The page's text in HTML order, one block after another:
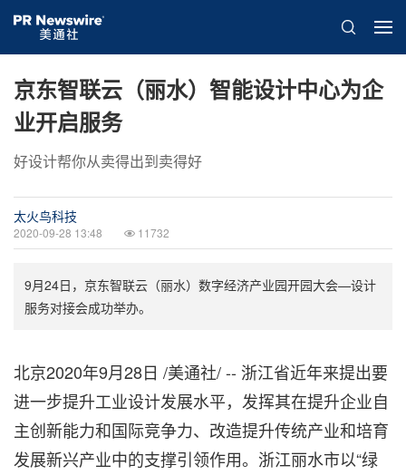
京东智联云（丽水）智能设计中心为企
业开启服务
好设计帮你从卖得出到卖得好
太火鸟科技
2020-09-28 13:48 11732
9月24日，京东智联云（丽水）数字经济产业园开园大会—设计
服务对接会成功举办。
北京2020年9月28日 /美通社/ -- 浙江省近年来提出要
进一步提升工业设计发展水平，发挥其在提升企业自
主创新能力和国际竞争力、改造提升传统产业和培育
发展新兴产业中的支撑引领作用。浙江丽水市以“绿